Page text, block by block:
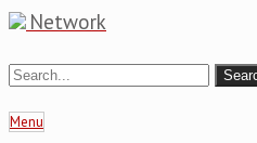
Network
Menu